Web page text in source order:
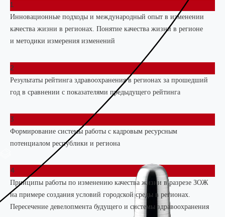
ЭКСПЕРТОВ
1
Инновационные подходы и международный опыт в изменении
качества жизни в регионах. Понятие качества жизни в регионе
и методики измерения изменений
2
Результаты рейтинга здравоохранения в регионах за прошедший
год в сравнении с показателями предыдущего рейтинга
3
Формирование системы работы с кадровым ресурсным
потенциалом республики и региона
4
Принципы работы по изменению качества жизни в разрезе ЗОЖ
на примере создания условий городской среды в регионах.
Пересечение девелопмента будущего и системы здравоохранения